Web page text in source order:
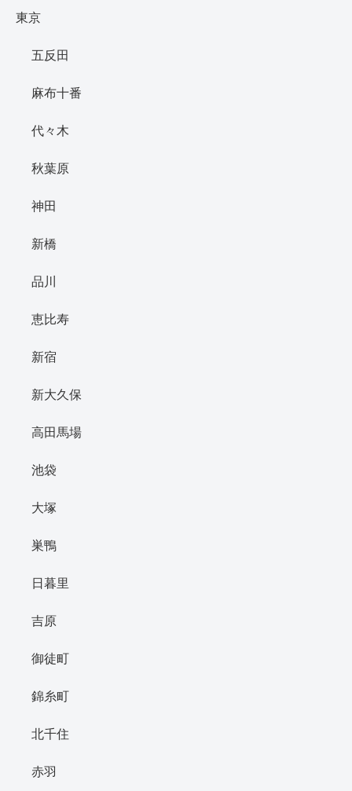
東京
五反田
麻布十番
代々木
秋葉原
神田
新橋
品川
恵比寿
新宿
新大久保
高田馬場
池袋
大塚
巣鴨
日暮里
吉原
御徒町
錦糸町
北千住
赤羽